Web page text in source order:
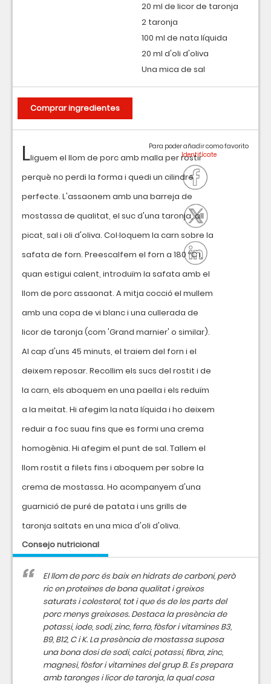
Lliguem el llom de porc amb malla per rostir
perquè no perdi la forma i quedi un cilindre
perfecte. L'assaonem amb una barreja de
mostassa de qualitat, el suc d'una taronja, all
picat, sal i oli d'oliva. Col·loquem la carn sobre la
safata de forn. Preescalfem el forn a 180 ºC i,
quan estigui calent, introduïm la safata amb el
llom de porc assaonat. A mitja cocció el mullem
amb una copa de vi blanc i una cullerada de
licor de taronja (com 'Grand marnier' o similar).
Al cap d'uns 45 minuts, el traiem del forn i el
deixem reposar. Recollim els sucs del rostit i de
la carn, els aboquem en una paella i els reduïm
a la meitat. Hi afegim la nata líquida i ho deixem
reduir a foc suau fins que es formi una crema
homogènia. Hi afegim el punt de sal. Tallem el
llom rostit a filets fins i aboquem per sobre la
crema de mostassa. Ho acompanyem d'una
guarnició de puré de patata i uns grills de
taronja saltats en una mica d'oli d'oliva.
Consejo nutricional
El llom de porc és baix en hidrats de carboni, però
ric en proteïnes de bona qualitat i greixos
saturats i colesterol, tot i que és de les parts del
porc menys greixoses. Destaca la presència de
potassi, iode, sodi, zinc, ferro, fòsfor i vitamines B3,
B9, B12, C i K. La presència de mostassa suposa
una bona dosi de sodi, calci, potassi, fibra, zinc,
magnesi, fòsfor i vitamines del grup B. Es prepara
amb taronges i licor de taronja, la qual cosa
Para poder añadir como favorito
20 ml de licor de taronja
2 taronja
100 ml de nata líquida
20 ml d'oli d'oliva
Una mica de sal
Comprar ingredientes